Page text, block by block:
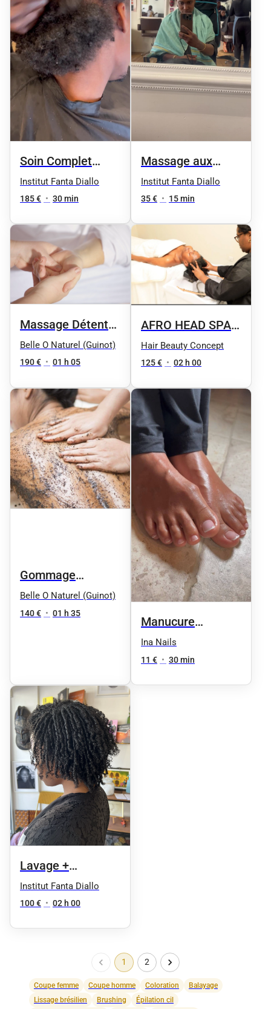
Soin Complet
Chebe
Institut Fanta Diallo
185 € • 30 min
Massage aux
Huilles
Essentielles
Institut Fanta Diallo
35 € • 15 min
Massage Détente
en Duo Mère et
enfant de 6 à 12
Belle O Naturel (Guinot)
190 € • 01 h 05
AFRO HEAD SPA
DETOX LOCKS
Hair Beauty Concept
125 € • 02 h 00
Gommage
Douceur &
massage
Belle O Naturel (Guinot)
140 € • 01 h 35
Manucure
classique
Ina Nails
11 € • 30 min
Lavage +
Massage +
Coiffure
Institut Fanta Diallo
100 € • 02 h 00
1 2
Coupe femme Coupe homme Coloration
Balayage
Lissage brésilien
Brushing
Épilation cil